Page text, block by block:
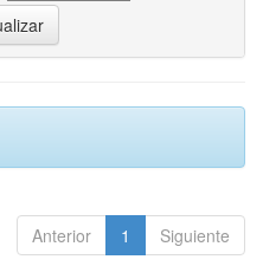
Anterior 1 Siguiente